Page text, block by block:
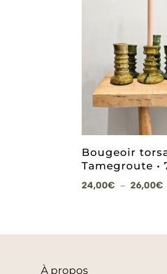
Bougeoir
Tamegroute •
24,00€ – 26,00€
À propos